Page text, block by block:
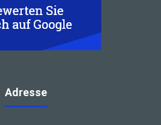
Adresse